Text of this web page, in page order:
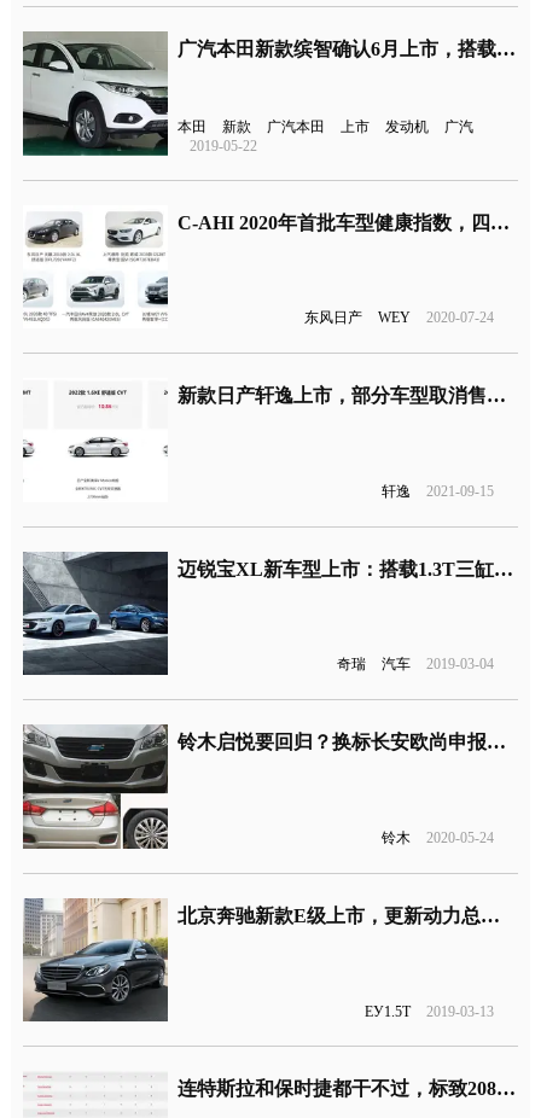
广汽本田新款缤智确认6月上市，搭载本田1.5T发动机
本田 新款 广汽本田 上市 发动机
广汽
2019-05-22
C-AHI 2020年首批车型健康指数，四款主流合资车型上榜
东风日产 WEY 2020-07-24
新款日产轩逸上市，部分车型取消售价调整
轩逸 2021-09-15
迈锐宝XL新车型上市：搭载1.3T三缸发动机，售价15.49-17.49万元
奇瑞 汽车 2019-03-04
铃木启悦要回归？换标长安欧尚申报信息曝光
铃木 2020-05-24
北京奔驰新款E级上市，更新动力总成入门版搭载1.5T四缸发动机
EУ1.5T 2019-03-13
连特斯拉和保时捷都干不过，标致208获得2020年度汽车大奖